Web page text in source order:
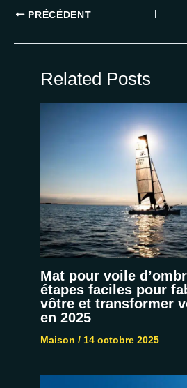
PRÉCÉDENT
Related Posts
Mat pour voile
étapes faciles pour
vôtre et transformer
en 2025
Maison / 14 octobre 2025